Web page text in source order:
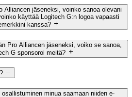
Alliancen jäseneksi, voinko sanoa olevani
käyttää Logitech G:n logoa vapaasti
kanssa?
Pro Alliancen jäseneksi, voiko se sanoa,
G sponsoroi meitä?
minua saamaan niiden e-